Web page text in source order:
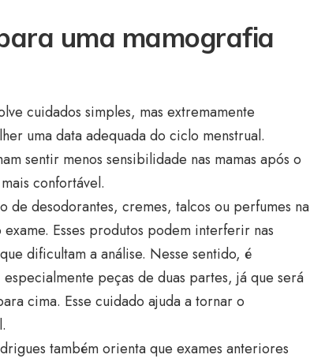
uma mamografia
cuidados simples, mas extremamente
uma data adequada do ciclo menstrual.
sentir menos sensibilidade nas mamas após o
confortável.
de desodorantes, cremes, talcos ou perfumes na
Esses produtos podem interferir nas
dificultam a análise. Nesse sentido, é
peças de duas partes, já que será
cima. Esse cuidado ajuda a tornar o
também orienta que exames anteriores